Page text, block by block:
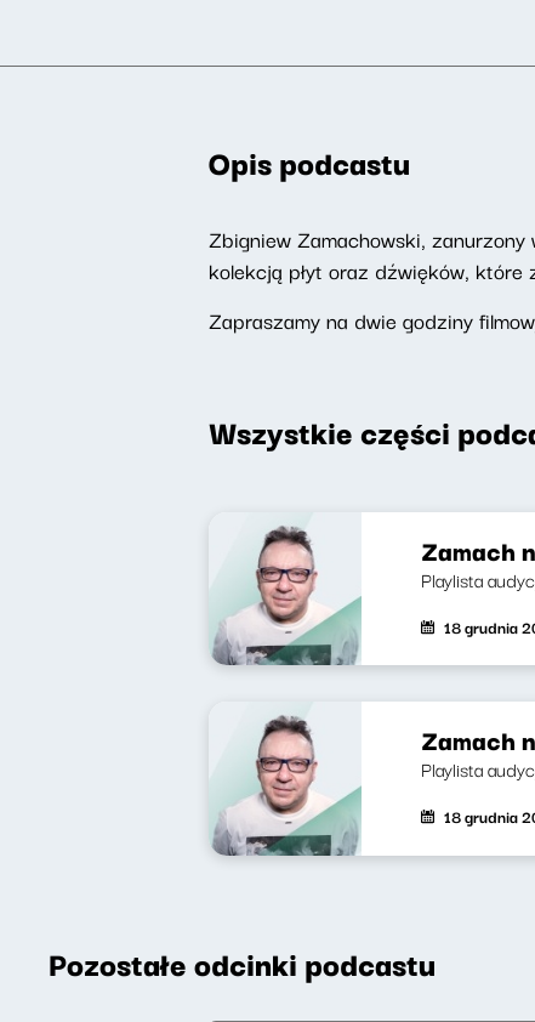
Opis podcastu
Zbigniew Zamachowski,
kolekcją płyt oraz dźwięków, które
Zapraszamy na dwie godziny
Wszystkie części
Zamach
Playlista
18 grudnia
Zamach
Playlista
18 grudnia
Pozostałe odcinki podcastu